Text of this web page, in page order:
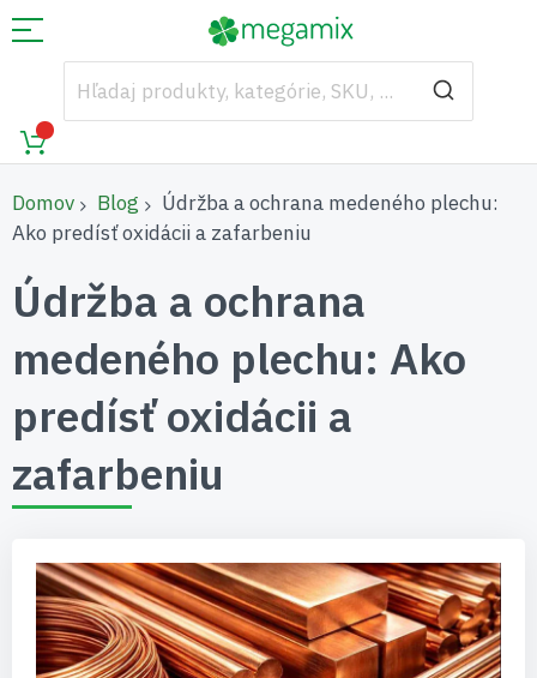
Domov Blog
Údržba a ochrana medeného plechu:
Ako predísť oxidácii a zafarbeniu
Údržba a ochrana
medeného plechu: Ako
predísť oxidácii a
zafarbeniu